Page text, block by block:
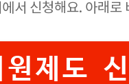
서 신청해요. 아래로
제도